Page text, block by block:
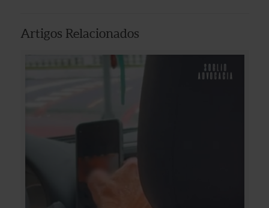
Artigos Relacionados